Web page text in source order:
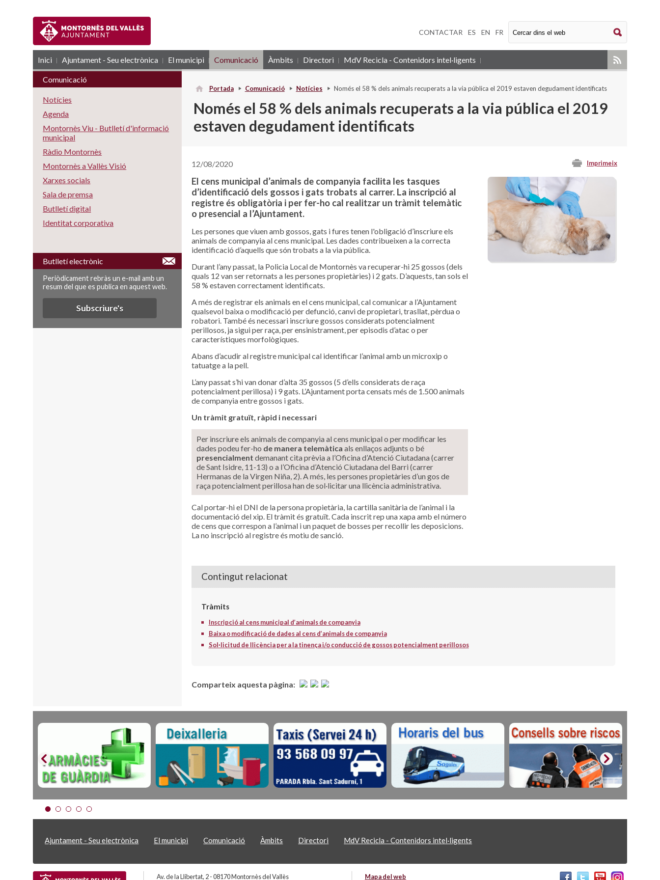
CONTACTAR ES EN FR
Inici Ajuntament - Seu electrònica El municipi Comunicació Àmbits Directori MdV Recicla - Contenidors intel·ligents
RSS
Portada Comunicació Notícies Només el 58 % dels animals recuperats a la via pública el 2019 estaven degudament identificats
Només el 58 % dels animals recuperats a la via pública el 2019
estaven degudament identificats
Imprimeix
12/08/2020
El cens municipal d’animals de companyia facilita les tasques
d’identificació dels gossos i gats trobats al carrer. La inscripció al
registre és obligatòria i per fer-ho cal realitzar un tràmit telemàtic
o presencial a l’Ajuntament.
Les persones que viuen amb gossos, gats i fures tenen l'obligació d’inscriure els
animals de companyia al cens municipal. Les dades contribueixen a la correcta
identificació d’aquells que són trobats a la via pública.
Durant l’any passat, la Policia Local de Montornès va recuperar-hi 25 gossos (dels
quals 12 van ser retornats a les persones propietàries) i 2 gats. D’aquests, tan sols el
58 % estaven correctament identificats.
A més de registrar els animals en el cens municipal, cal comunicar a l’Ajuntament
qualsevol baixa o modificació per defunció, canvi de propietari, trasllat, pèrdua o
robatori. També és necessari inscriure gossos considerats potencialment
perillosos, ja sigui per raça, per ensinistrament, per episodis d’atac o per
característiques morfològiques.
Abans d’acudir al registre municipal cal identificar l’animal amb un microxip o
tatuatge a la pell.
L’any passat s’hi van donar d’alta 35 gossos (5 d’ells considerats de raça
potencialment perillosa) i 9 gats. L’Ajuntament porta censats més de 1.500 animals
de companyia entre gossos i gats.
Un tràmit gratuït, ràpid i necessari
Per inscriure els animals de companyia al cens municipal o per modificar les
dades podeu fer-ho de manera telemàtica als enllaços adjunts o bé
presencialment demanant cita prèvia a l’Oficina d’Atenció Ciutadana (carrer
de Sant Isidre, 11-13) o a l’Oficina d’Atenció Ciutadana del Barri (carrer
Hermanas de la Virgen Niña, 2). A més, les persones propietàries d’un gos de
raça potencialment perillosa han de sol·licitar una llicència administrativa.
Cal portar-hi el DNI de la persona propietària, la cartilla sanitària de l’animal i la
documentació del xip. El tràmit és gratuït. Cada inscrit rep una xapa amb el número
de cens que correspon a l’animal i un paquet de bosses per recollir les deposicions.
La no inscripció al registre és motiu de sanció.
Contingut relacionat
Tràmits
Inscripció al cens municipal d’animals de companyia
Baixa o modificació de dades al cens d’animals de companyia
Sol·licitud de llicència per a la tinença i/o conducció de gossos potencialment perillosos
Comparteix aquesta pàgina:
Comunicació
Notícies
Agenda
Montornès Viu - Butlletí d'informació
municipal
Ràdio Montornès
Montornès a Vallès Visió
Xarxes socials
Sala de premsa
Butlletí digital
Identitat corporativa
Butlletí electrònic
Periòdicament rebràs un e-mail amb un
resum del que es publica en aquest web.
Subscriure's
Ajuntament - Seu electrònica El municipi Comunicació Àmbits Directori MdV Recicla - Contenidors intel·ligents
Av. de la Llibertat, 2 - 08170 Montornès del Vallès Mapa del web